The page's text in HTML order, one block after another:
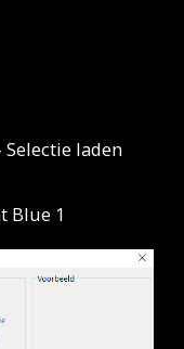
Selectie laden
Blue 1